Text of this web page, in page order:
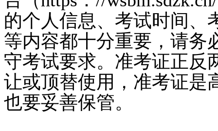
的个人信息、考试时间、
等内容都十分重要，请务
守考试要求。准考证正反
让或顶替使用，准考证是
也要妥善保管。